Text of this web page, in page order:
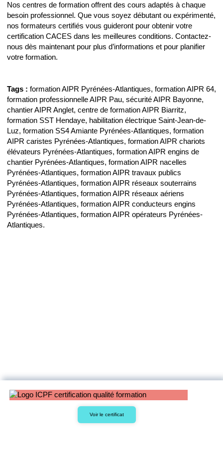
Nos centres de formation offrent des cours adaptés à chaque
besoin professionnel. Que vous soyez débutant ou expérimenté,
nos formateurs certifiés vous guideront pour obtenir votre
certification CACES dans les meilleures conditions. Contactez-
nous dès maintenant pour plus d’informations et pour planifier
votre formation.
Tags : formation AIPR Pyrénées-Atlantiques, formation AIPR 64,
formation professionnelle AIPR Pau, sécurité AIPR Bayonne,
chantier AIPR Anglet, centre de formation AIPR Biarritz,
formation SST Hendaye, habilitation électrique Saint-Jean-de-
Luz, formation SS4 Amiante Pyrénées-Atlantiques, formation
AIPR caristes Pyrénées-Atlantiques, formation AIPR chariots
élévateurs Pyrénées-Atlantiques, formation AIPR engins de
chantier Pyrénées-Atlantiques, formation AIPR nacelles
Pyrénées-Atlantiques, formation AIPR travaux publics
Pyrénées-Atlantiques, formation AIPR réseaux souterrains
Pyrénées-Atlantiques, formation AIPR réseaux aériens
Pyrénées-Atlantiques, formation AIPR conducteurs engins
Pyrénées-Atlantiques, formation AIPR opérateurs Pyrénées-
Atlantiques.
Voir le certificat